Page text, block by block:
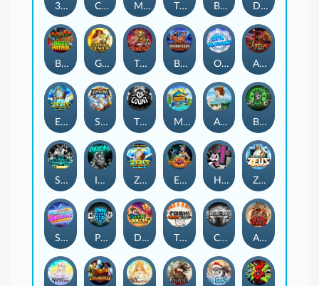
3 Arcane Cauldrons Crownlings Clusters Midnight Mirage Tikitopia BoosterBelt Bonnie's Buccaneers Demon Queen
Buzz Patrol Gearlab Genius The Crime File Behind Bars: Masterplan Opa Santorini! Arena of Iron
Epic Ze Zeus Supreme Zeus THE COUNT MARLIN MASTERS: THE BIG HAUL Aiko and the Wind Spirit Booze Bash
SixSixSix Invictus Ze Zeus Eye of Medusa Hot Ross Zeus Ze Zecond
Superstar Sevens PRAY FOR SIX Danny Dollar TOSHI WAYS CLUB CIRCLE OF LIFE ARMY OF ARES